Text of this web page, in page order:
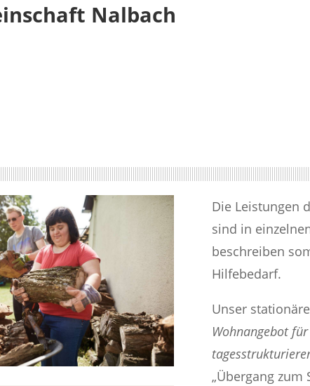
Nalbach
Die Leistungen
sind in
beschreiben
Hilfebedarf.
Unser
Wohnangebot für
„Übergang